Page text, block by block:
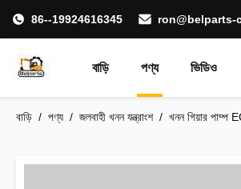
86--19924616345 ron@belparts-
বাড়ি পণ্য ভিডিও
বাড়ি / পণ্য / জলবাহী খনন যন্ত্রাংশ/ খনন গিয়ার